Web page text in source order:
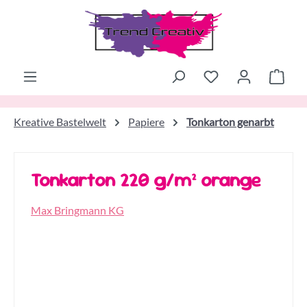
Zum Hauptinhalt springen
Kreative Bastelwelt Papiere Tonkarton genarbt
Tonkarton 220 g/m² orange
Max Bringmann KG